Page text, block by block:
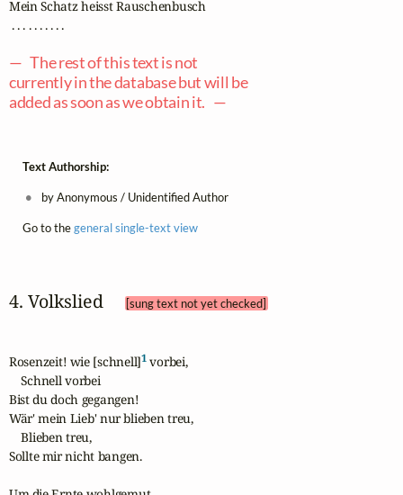
Mein Schatz heisst Rauschenbusch
. . . . . . . . . .
— The rest of this text is not
currently in the database but will be
added as soon as we obtain it. —
Text Authorship:
by Anonymous / Unidentified Author
Go to thegeneral single-text view
4. Volkslied [sung text not yet checked]
Rosenzeit! wie [schnell]1 vorbei,
    Schnell vorbei
Bist du doch gegangen!
Wär' mein Lieb' nur blieben treu,
    Blieben treu,
Sollte mir nicht bangen.